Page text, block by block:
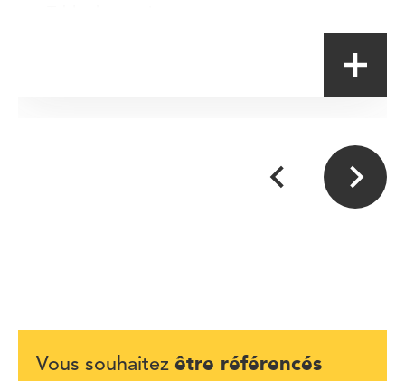
Vous souhaitez être référencés